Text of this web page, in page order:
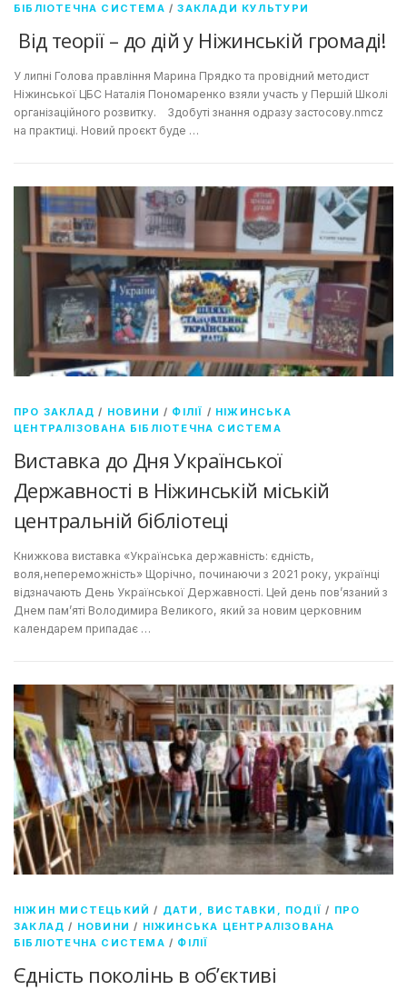
БІБЛІОТЕЧНА СИСТЕМА /ЗАКЛАДИ КУЛЬТУРИ
Від теорії – до дій у Ніжинській громаді!
У липні Голова правління Марина Прядко та провідний методист
Ніжинської ЦБС Наталія Пономаренко взяли участь у Першій Школі
організаційного розвитку. Здобуті знання одразу застосову.nmcz
на практиці. Новий проєкт буде …
ПРО ЗАКЛАД / НОВИНИ / ФІЛІЇ / НІЖИНСЬКА
ЦЕНТРАЛІЗОВАНА БІБЛІОТЕЧНА СИСТЕМА
Виставка до Дня Української
Державності в Ніжинській міській
центральній бібліотеці
Книжкова виставка «Українська державність: єдність,
воля,непереможність» Щорічно, починаючи з 2021 року, українці
відзначають День Української Державності. Цей день пов’язаний з
Днем пам’яті Володимира Великого, який за новим церковним
календарем припадає …
НІЖИН МИСТЕЦЬКИЙ / ДАТИ, ВИСТАВКИ, ПОДІЇ / ПРО
ЗАКЛАД / НОВИНИ / НІЖИНСЬКА ЦЕНТРАЛІЗОВАНА
БІБЛІОТЕЧНА СИСТЕМА / ФІЛІЇ
Єдність поколінь в об’єктиві